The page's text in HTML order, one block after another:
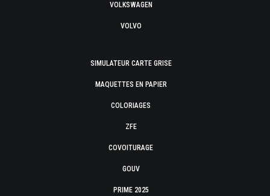
VOLKSWAGEN
VOLVO
SIMULATEUR CARTE GRISE
MAQUETTES EN PAPIER
COLORIAGES
ZFE
COVOITURAGE
GOUV
PRIME 2025